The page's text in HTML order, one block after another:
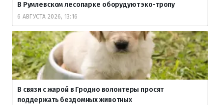
В Румлевском лесопарке оборудуют эко-тропу
6 АВГУСТА 2026, 13:16
В связи с жарой в Гродно волонтеры просят
поддержать бездомных животных